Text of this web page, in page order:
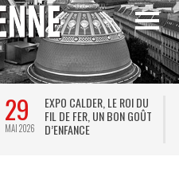
29
MAI 2026
EXPO CALDER, LE ROI DU
FIL DE FER, UN BON GOÛT
D’ENFANCE